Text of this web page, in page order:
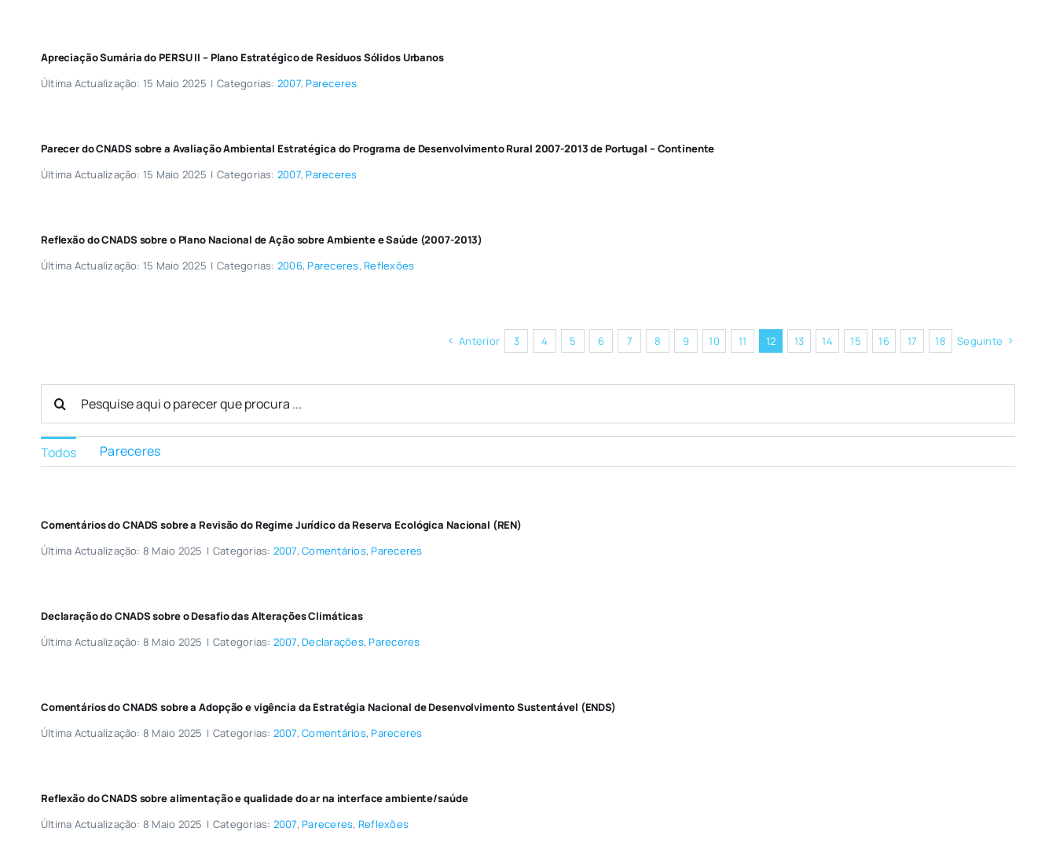
Apreciação Sumária do PERSU II – Plano Estratégico de Resíduos Sólidos Urbanos
Última Actualização: 15 Maio 2025 | Categorias: 2007,Pareceres
Parecer do CNADS sobre a Avaliação Ambiental Estratégica do Programa de Desenvolvimento Rural 2007-2013 de Portugal – Continente
Última Actualização: 15 Maio 2025 | Categorias: 2007,Pareceres
Reflexão do CNADS sobre o Plano Nacional de Ação sobre Ambiente e Saúde (2007-2013)
Última Actualização: 15 Maio 2025 | Categorias: 2006,Pareceres,Reflexões
Anterior 3 4 5 6 7 8 9 10 11 12 13 14 15 16 17 18 Seguinte
Search
Todos Pareceres
Comentários do CNADS sobre a Revisão do Regime Jurídico da Reserva Ecológica Nacional (REN)
Última Actualização: 8 Maio 2025 | Categorias: 2007,Comentários,Pareceres
Declaração do CNADS sobre o Desafio das Alterações Climáticas
Última Actualização: 8 Maio 2025 | Categorias: 2007,Declarações,Pareceres
Comentários do CNADS sobre a Adopção e vigência da Estratégia Nacional de Desenvolvimento Sustentável (ENDS)
Última Actualização: 8 Maio 2025 | Categorias: 2007,Comentários,Pareceres
Reflexão do CNADS sobre alimentação e qualidade do ar na interface ambiente/saúde
Última Actualização: 8 Maio 2025 | Categorias: 2007,Pareceres, Reflexões